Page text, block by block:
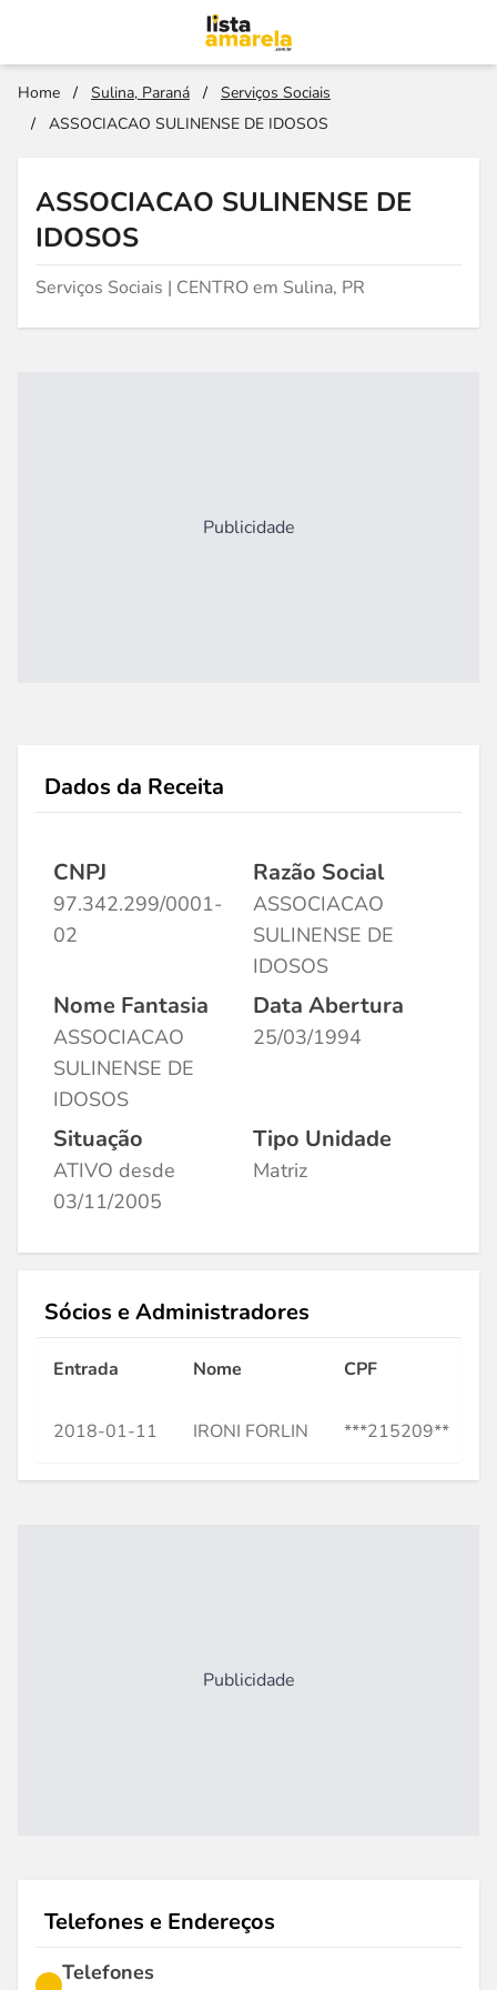
Home / Sulina, Paraná /
Serviços Sociais
/
ASSOCIACAO SULINENSE DE IDOSOS
ASSOCIACAO SULINENSE DE
IDOSOS
Serviços Sociais | CENTRO em Sulina, PR
Publicidade
Dados da Receita
CNPJ
97.342.299/0001-
02
Razão Social
ASSOCIACAO
SULINENSE DE
IDOSOS
Nome Fantasia
ASSOCIACAO
SULINENSE DE
IDOSOS
Data Abertura
25/03/1994
Situação
ATIVO desde
03/11/2005
Tipo Unidade
Matriz
Sócios e Administradores
Entrada Nome CPF
2018-01-11 IRONI FORLIN ***215209**
Publicidade
Telefones e Endereços
Telefones